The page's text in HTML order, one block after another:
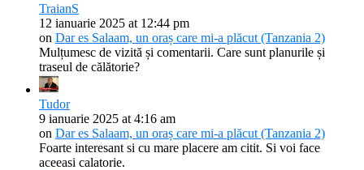
TraianS
12 ianuarie 2025 at 12:44 pm
on Dar es Salaam, un oraș care mi-a plăcut (Tanzania 2)
Mulțumesc de vizită și comentarii. Care sunt planurile și
traseul de călătorie?
Tudor
9 ianuarie 2025 at 4:16 am
on Dar es Salaam, un oraș care mi-a plăcut (Tanzania 2)
Foarte interesant si cu mare placere am citit. Si voi face
aceeasi calatorie.